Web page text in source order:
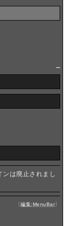
は廃止されまし
〔編集:MenuBar〕